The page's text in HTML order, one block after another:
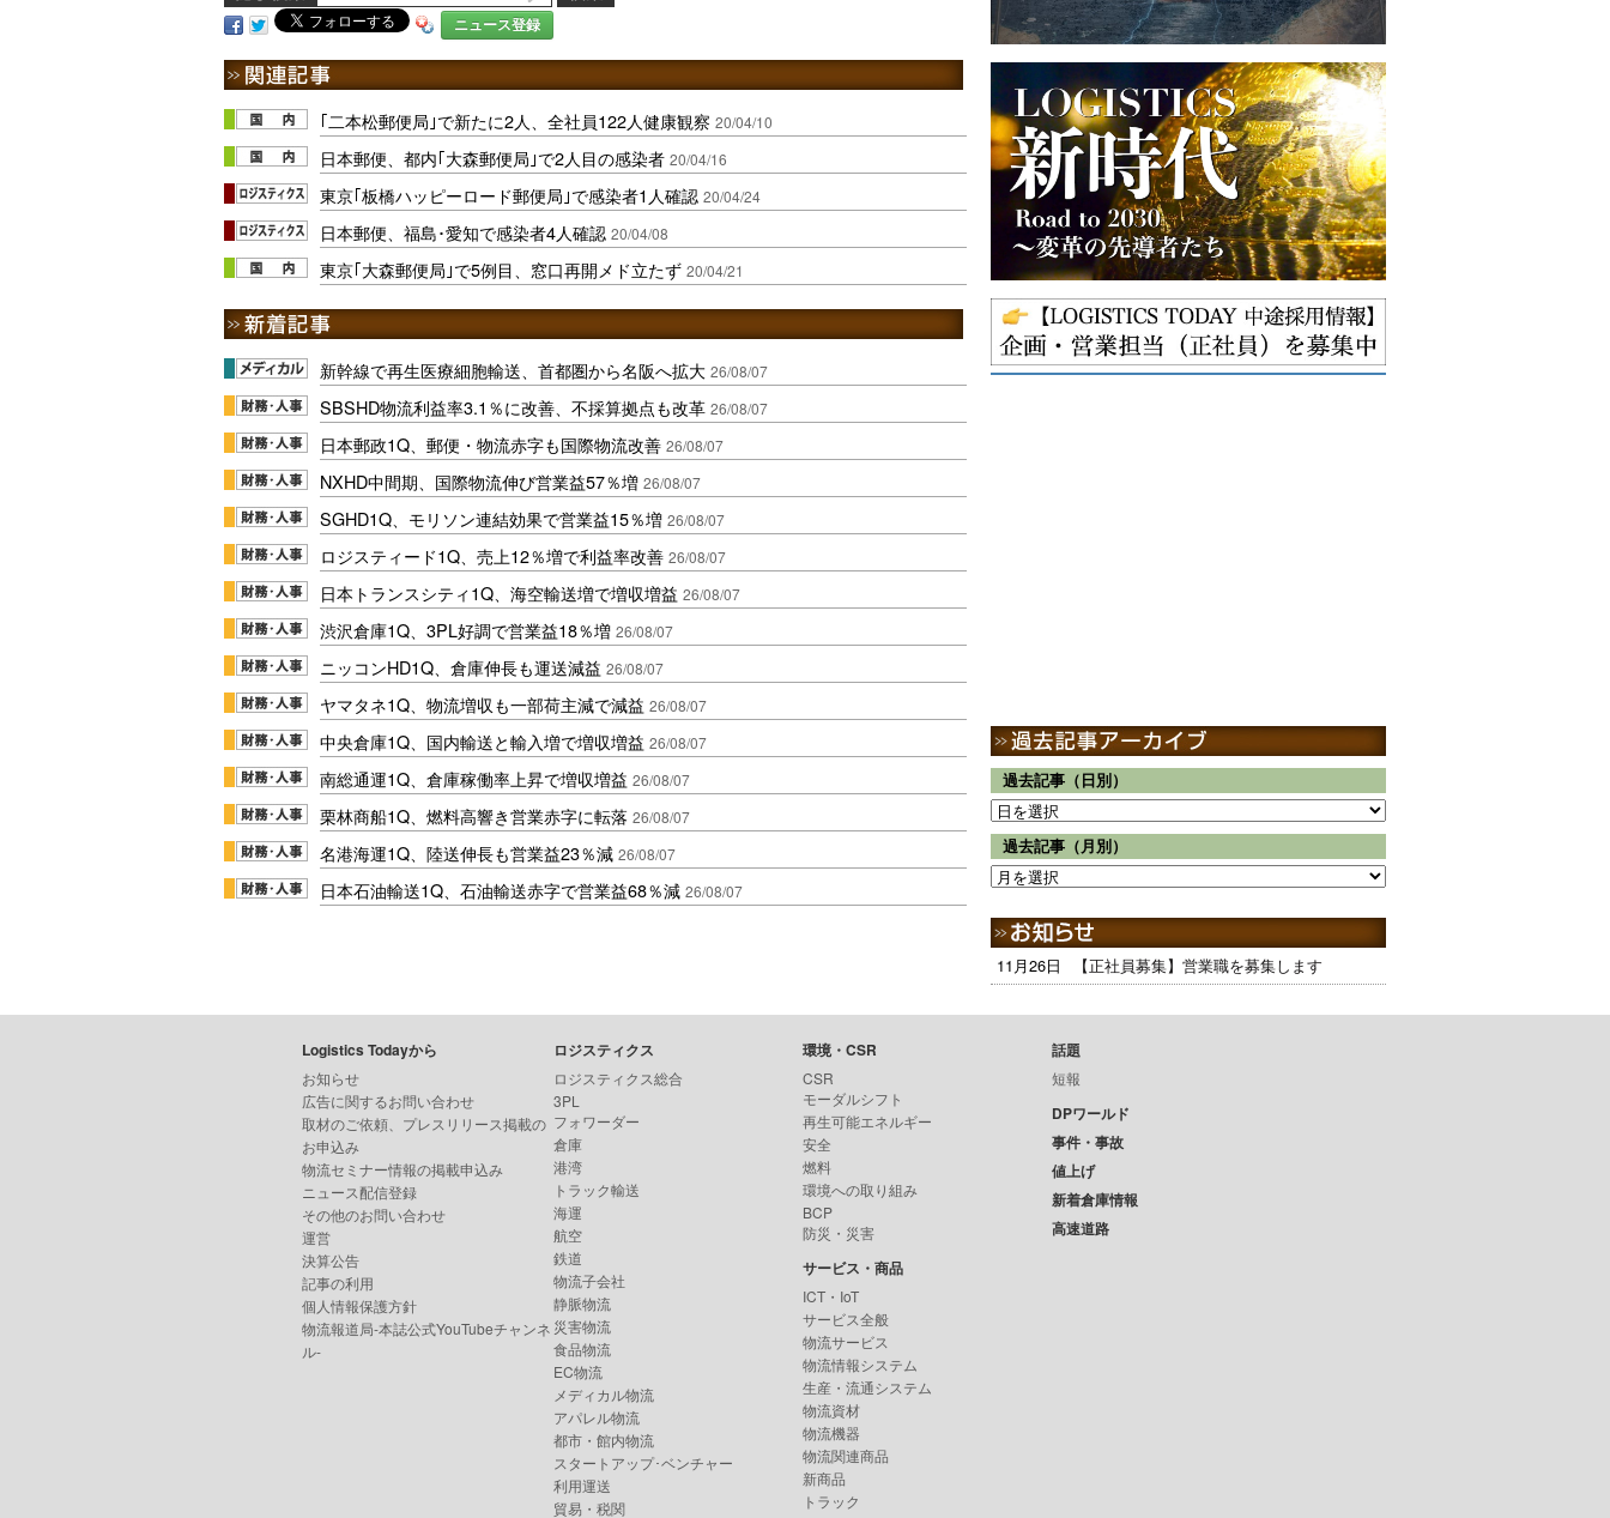
ニュース登録
｢二本松郵便局｣で新たに2人、全社員122人健康観察 20/04/10
日本郵便、都内｢大森郵便局｣で2人目の感染者 20/04/16
東京｢板橋ハッピーロード郵便局｣で感染者1人確認 20/04/24
日本郵便、福島･愛知で感染者4人確認 20/04/08
東京｢大森郵便局｣で5例目、窓口再開メド立たず 20/04/21
新幹線で再生医療細胞輸送、首都圏から名阪へ拡大 26/08/07
SBSHD物流利益率3.1％に改善、不採算拠点も改革 26/08/07
日本郵政1Q、郵便・物流赤字も国際物流改善 26/08/07
NXHD中間期、国際物流伸び営業益57％増 26/08/07
SGHD1Q、モリソン連結効果で営業益15％増 26/08/07
ロジスティード1Q、売上12％増で利益率改善 26/08/07
日本トランスシティ1Q、海空輸送増で増収増益 26/08/07
渋沢倉庫1Q、3PL好調で営業益18％増 26/08/07
ニッコンHD1Q、倉庫伸長も運送減益 26/08/07
ヤマタネ1Q、物流増収も一部荷主減で減益 26/08/07
中央倉庫1Q、国内輸送と輸入増で増収増益 26/08/07
南総通運1Q、倉庫稼働率上昇で増収増益 26/08/07
栗林商船1Q、燃料高響き営業赤字に転落 26/08/07
名港海運1Q、陸送伸長も営業益23％減 26/08/07
日本石油輸送1Q、石油輸送赤字で営業益68％減 26/08/07
過去記事（日別）
過去記事（月別）
11月26日 【正社員募集】営業職を募集します
Logistics Todayから
お知らせ
広告に関するお問い合わせ
取材のご依頼、プレスリリース掲載の
お申込み
物流セミナー情報の掲載申込み
ニュース配信登録
その他のお問い合わせ
運営
決算公告
記事の利用
個人情報保護方針
物流報道局-本誌公式YouTubeチャンネ
ル-
ロジスティクス
ロジスティクス総合
3PL
フォワーダー
倉庫
港湾
トラック輸送
海運
航空
鉄道
物流子会社
静脈物流
災害物流
食品物流
EC物流
メディカル物流
アパレル物流
都市・館内物流
スタートアップ･ベンチャー
利用運送
貿易・税関
環境・CSR
CSR
モーダルシフト
再生可能エネルギー
安全
燃料
環境への取り組み
BCP
防災・災害
サービス・商品
ICT・IoT
サービス全般
物流サービス
物流情報システム
生産・流通システム
物流資材
物流機器
物流関連商品
新商品
トラック
話題
短報
DPワールド
事件・事故
値上げ
新着倉庫情報
高速道路